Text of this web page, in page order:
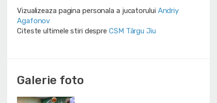
Vizualizeaza pagina personala a jucatorului Andriy
Agafonov
Citeste ultimele stiri despre CSM Târgu Jiu
Galerie foto